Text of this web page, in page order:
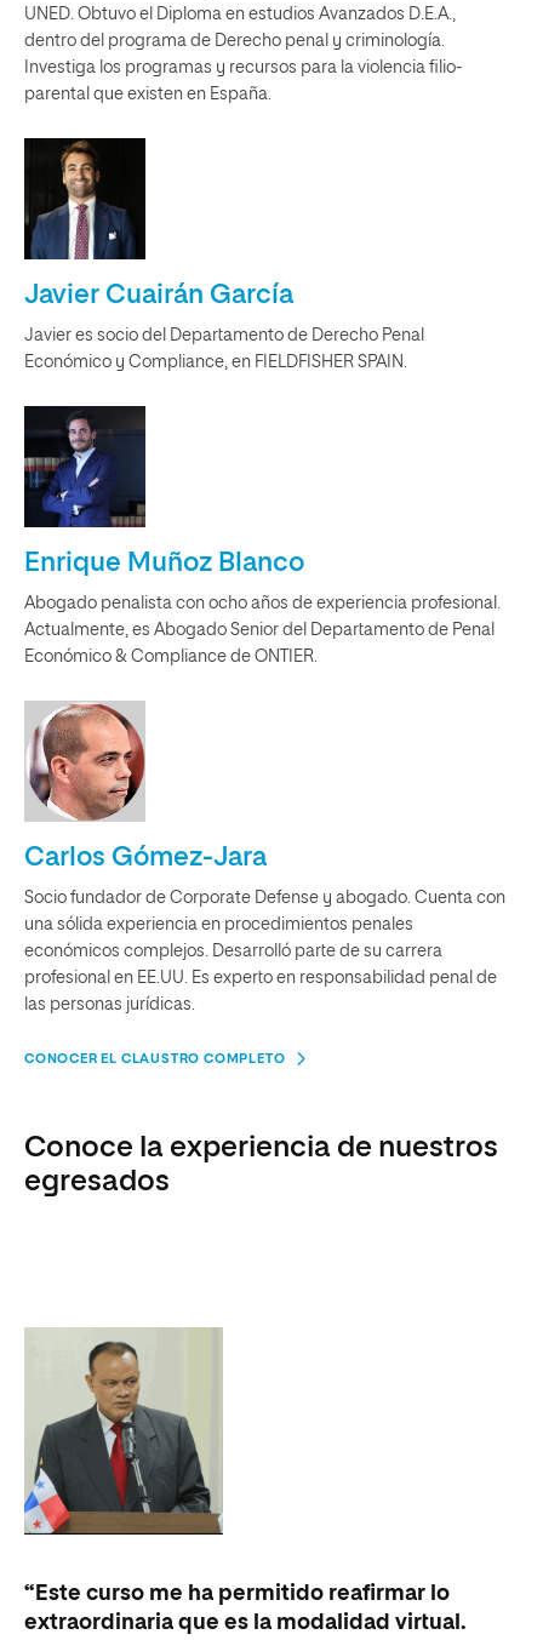
UNED. Obtuvo el Diploma en estudios Avanzados D.E.A.,
dentro del programa de Derecho penal y criminología.
Investiga los programas y recursos para la violencia filio-
parental que existen en España.
Javier Cuairán García
Javier es socio del Departamento de Derecho Penal
Económico y Compliance, en FIELDFISHER SPAIN.
Enrique Muñoz Blanco
Abogado penalista con ocho años de experiencia profesional.
Actualmente, es Abogado Senior del Departamento de Penal
Económico & Compliance de ONTIER.
Carlos Gómez-Jara
Socio fundador de Corporate Defense y abogado. Cuenta con
una sólida experiencia en procedimientos penales
económicos complejos. Desarrolló parte de su carrera
profesional en EE.UU. Es experto en responsabilidad penal de
las personas jurídicas.
CONOCER EL CLAUSTRO COMPLETO
Conoce la experiencia de nuestros
egresados
“Este curso me ha permitido reafirmar lo
extraordinaria que es la modalidad virtual.